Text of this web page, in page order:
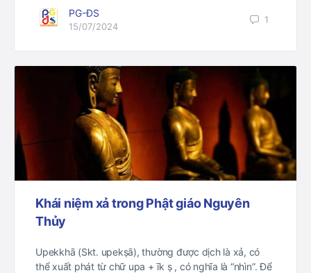
PG-ĐS
15/07/2024
1
Khái niệm xả trong Phật giáo Nguyên
Thủy
Upekkhā (Skt. upekṣā), thường được dịch là xả, có
thể xuất phát từ chữ upa + īk ṣ , có nghĩa là “nhìn”. Để